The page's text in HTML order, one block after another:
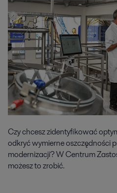
Czy chcesz zidentyfikować
odkryć wymierne oszczędności
modernizacji? W Centrum
możesz to zrobić.